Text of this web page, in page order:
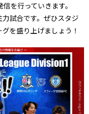
を行っていきます。
試合です。ぜひスタジ
を盛り上げましょう！